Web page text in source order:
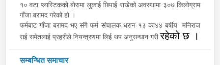
१० वटा प्लास्टिकको बोरामा लुकाई छिपाई राखेको अवस्थामा ३०७ किलोग्राम
गाँजा बरामद गरेको हो ।
फर्मबाट गाँजा बरामद भए संगै फर्म संचालक धरान-१३ का४४ बर्षीय
मनिराज
राई समेतलाई प्रहरीले नियन्त्रणमा लिई थप अनुसन्धान गरीरहेको छ ।
सम्बन्धित समाचार